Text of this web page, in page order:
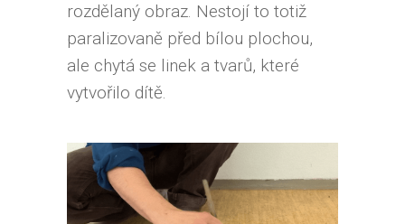
rozdělaný obraz. Nestojí to totiž
paralizovaně před bílou plochou,
ale chytá se linek a tvarů, které
vytvořilo dítě.